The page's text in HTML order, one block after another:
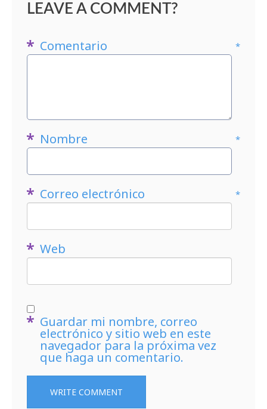
LEAVE A COMMENT?
Comentario *
Nombre *
Correo electrónico *
Web
Guardar mi nombre, correo
electrónico y sitio web en este
navegador para la próxima vez
que haga un comentario.